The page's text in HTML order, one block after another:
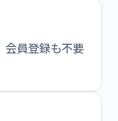
会員登録も不要